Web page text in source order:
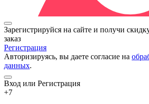
Зарегистрируйся на сайте и получи
заказ
Регистрация
Авторизируясь, вы даете согласие на
данных.
Вход или Регистрация
+7